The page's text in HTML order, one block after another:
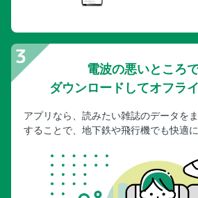
電波の悪いところ
ダウンロードしてオフラ
アプリなら、読みたい雑誌のデータを
することで、地下鉄や飛行機でも快適に